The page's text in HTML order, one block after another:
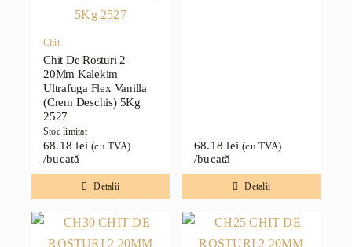
Chit
Chit De Rosturi 2-
20Mm Kalekim
Ultrafuga Flex Vanilla
(Crem Deschis) 5Kg
2527
Stoc limitat
68.18lei (cu TVA)
/bucată
Detalii
68.18lei (cu TVA)
/bucată
Detalii